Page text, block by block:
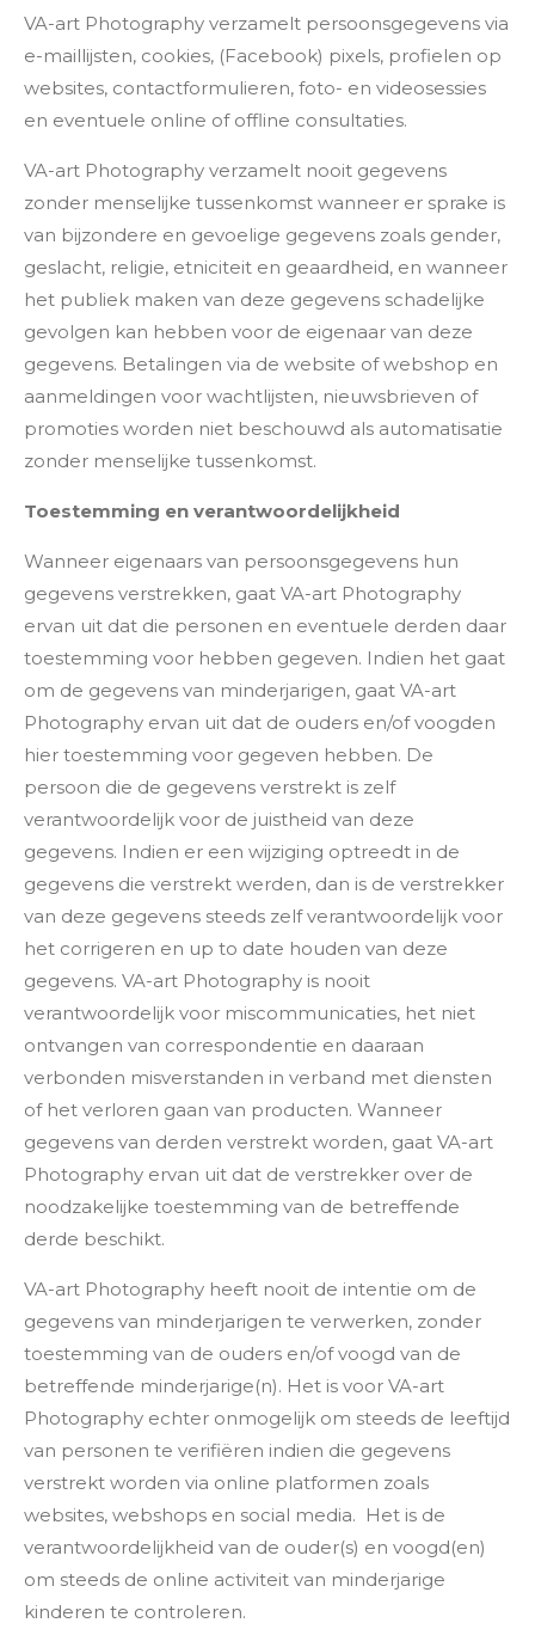
VA-art Photography verzamelt persoonsgegevens via
e-maillijsten, cookies, (Facebook) pixels, profielen op
websites, contactformulieren, foto- en videosessies
en eventuele online of offline consultaties.
VA-art Photography verzamelt nooit gegevens
zonder menselijke tussenkomst wanneer er sprake is
van bijzondere en gevoelige gegevens zoals gender,
geslacht, religie, etniciteit en geaardheid, en wanneer
het publiek maken van deze gegevens schadelijke
gevolgen kan hebben voor de eigenaar van deze
gegevens. Betalingen via de website of webshop en
aanmeldingen voor wachtlijsten, nieuwsbrieven of
promoties worden niet beschouwd als automatisatie
zonder menselijke tussenkomst.
Toestemming en verantwoordelijkheid
Wanneer eigenaars van persoonsgegevens hun
gegevens verstrekken, gaat VA-art Photography
ervan uit dat die personen en eventuele derden daar
toestemming voor hebben gegeven. Indien het gaat
om de gegevens van minderjarigen, gaat VA-art
Photography ervan uit dat de ouders en/of voogden
hier toestemming voor gegeven hebben. De
persoon die de gegevens verstrekt is zelf
verantwoordelijk voor de juistheid van deze
gegevens. Indien er een wijziging optreedt in de
gegevens die verstrekt werden, dan is de verstrekker
van deze gegevens steeds zelf verantwoordelijk voor
het corrigeren en up to date houden van deze
gegevens. VA-art Photography is nooit
verantwoordelijk voor miscommunicaties, het niet
ontvangen van correspondentie en daaraan
verbonden misverstanden in verband met diensten
of het verloren gaan van producten. Wanneer
gegevens van derden verstrekt worden, gaat VA-art
Photography ervan uit dat de verstrekker over de
noodzakelijke toestemming van de betreffende
derde beschikt.
VA-art Photography heeft nooit de intentie om de
gegevens van minderjarigen te verwerken, zonder
toestemming van de ouders en/of voogd van de
betreffende minderjarige(n). Het is voor VA-art
Photography echter onmogelijk om steeds de leeftijd
van personen te verifiëren indien die gegevens
verstrekt worden via online platformen zoals
websites, webshops en social media. Het is de
verantwoordelijkheid van de ouder(s) en voogd(en)
om steeds de online activiteit van minderjarige
kinderen te controleren.